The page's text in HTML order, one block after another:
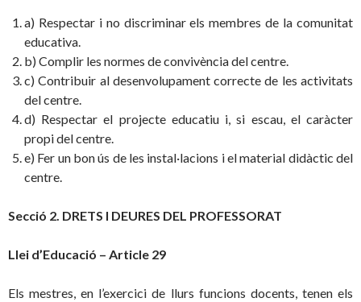
a) Respectar i no discriminar els membres de la comunitat
educativa.
b) Complir les normes de convivència del centre.
c) Contribuir al desenvolupament correcte de les activitats
del centre.
d) Respectar el projecte educatiu i, si escau, el caràcter
propi del centre.
e) Fer un bon ús de les instal·lacions i el material didàctic del
centre.
Secció 2. DRETS I DEURES DEL PROFESSORAT
Llei d’Educació – Article 29
Els mestres, en l’exercici de llurs funcions docents, tenen els